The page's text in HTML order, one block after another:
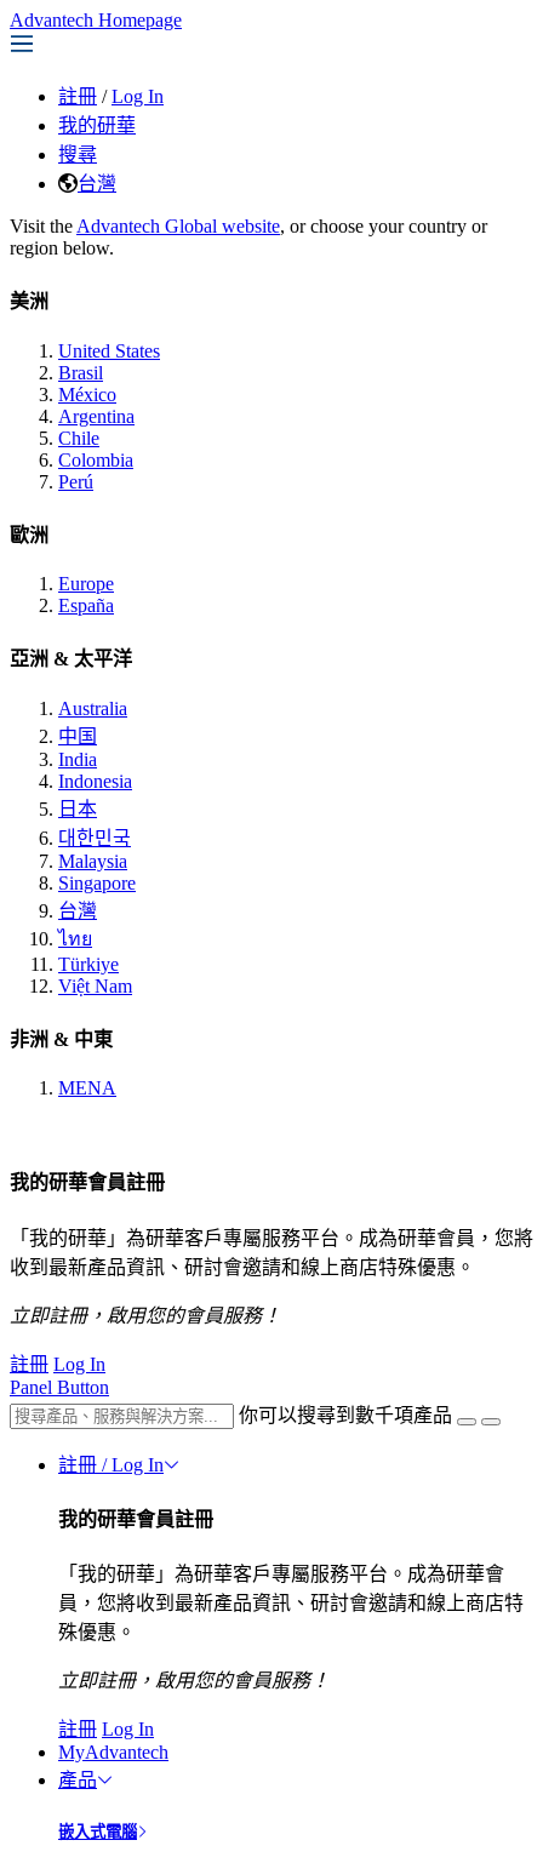
Advantech Homepage
註冊 / Log In
我的研華
搜尋
台灣
Visit the Advantech Global website, or choose your country or
region below.
美洲
United States
Brasil
México
Argentina
Chile
Colombia
Perú
歐洲
Europe
España
亞洲 & 太平洋
Australia
中国
India
Indonesia
日本
대한민국
Malaysia
Singapore
台灣
ไทย
Türkiye
Việt Nam
非洲 & 中東
MENA
我的研華會員註冊
「我的研華」為研華客戶專屬服務平台。成為研華會員，您將
收到最新產品資訊、研討會邀請和線上商店特殊優惠。
立即註冊，啟用您的會員服務！
註冊 Log In
Panel Button
你可以搜尋到數千項產品
註冊 / Log In
我的研華會員註冊
「我的研華」為研華客戶專屬服務平台。成為研華會
員，您將收到最新產品資訊、研討會邀請和線上商店特
殊優惠。
立即註冊，啟用您的會員服務！
註冊 Log In
MyAdvantech
產品
嵌入式電腦